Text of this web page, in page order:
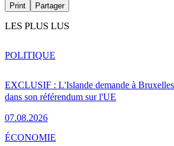
Print Partager
LES PLUS LUS
EXCLUSIF : L'Islande demande à
dans son référendum sur l'UE
07.08.2026
POLITIQUE
ÉCONOMIE